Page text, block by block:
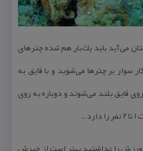
می‌آید باید یك‌بار هم شده چترهای
سوار بر چترها می‌شوید و با قایق به
قایق بلند می‌شوند و دوباره به روی
..